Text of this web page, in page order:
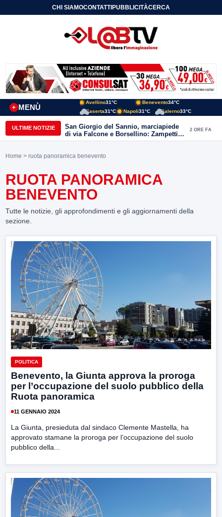
CHI SIAMOCONTATTIPUBBLICITÀCERCA
MENÙ
+
Avellino31°C Benevento34°C
Caserta31°C Napoli31°C Salerno33°C
ULTIME NOTIZIE
San Giorgio del Sannio, marciapiede
di via Falcone e Borsellino: Zampetti e
Lombardi replicano alle polemiche
2 ORE FA
Home > ruota panoramica benevento
RUOTA PANORAMICA
BENEVENTO
Tutte le notizie, gli approfondimenti e gli aggiornamenti della
sezione.
POLITICA
Benevento, la Giunta approva la proroga
per l’occupazione del suolo pubblico della
Ruota panoramica
11 GENNAIO 2024
La Giunta, presieduta dal sindaco Clemente Mastella, ha
approvato stamane la proroga per l’occupazione del suolo
pubblico della...